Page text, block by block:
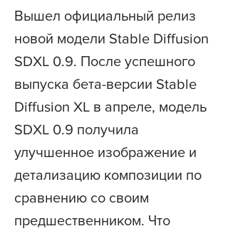
Вышел официальный релиз
новой модели Stable Diffusion
SDXL 0.9. После успешного
выпуска бета-версии Stable
Diffusion XL в апреле, модель
SDXL 0.9 получила
улучшенное изображение и
детализацию композиции по
сравнению со своим
предшественником. Что